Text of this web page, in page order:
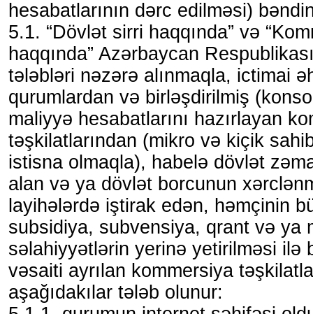
hesabatlarının dərc edilməsi)
5.1. “Dövlət sirri haqqında” və
haqqında” Azərbaycan
tələbləri nəzərə alınmaqla, ictimai
qurumlardan və birləşdirilmiş
maliyyə hesabatlarını hazırlayan
təşkilatlarından (mikro və kiçik
istisna olmaqla), habelə dövlət
alan və ya dövlət borcunun
layihələrdə iştirak edən, həmçinin
subsidiya, subvensiya, qrant və ya
səlahiyyətlərin yerinə yetirilməsi ilə
vəsaiti ayrılan kommersiya
aşağıdakılar tələb olunur: